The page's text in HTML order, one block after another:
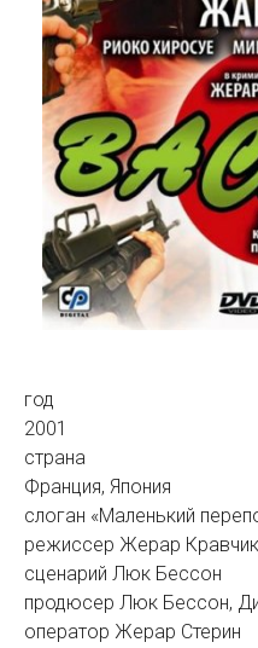
год
2001
страна
Франция, Япония
слоган «Маленький
режиссер Жерар Кравчик
сценарий Люк Бессон
продюсер Люк Бессон,
оператор Жерар Стерин